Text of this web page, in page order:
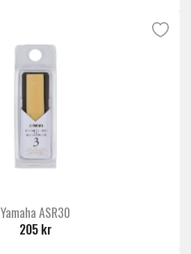
Yamaha ASR30
205 kr